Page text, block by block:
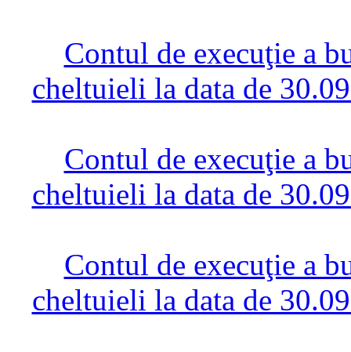
Contul de execuţie a
cheltuieli la data de
Contul de execuţie a
cheltuieli la data de
Contul de execuţie a
cheltuieli la data de